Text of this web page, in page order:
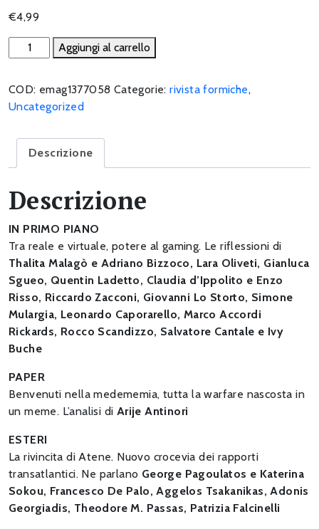
€4,99
Game
(non)
Indagine
sul
videogiochi
Aggiungi al carrello
COD: emag1377058 Categorie:rivista formiche,
Uncategorized
Descrizione
Descrizione
IN PRIMO PIANO
Tra reale e virtuale, potere al gaming. Le riflessioni di
Thalita Malagò e Adriano Bizzoco, Lara Oliveti, Gianluca
Sgueo, Quentin Ladetto, Claudia d’Ippolito e Enzo
Risso, Riccardo Zacconi, Giovanni Lo Storto, Simone
Mulargia, Leonardo Caporarello, Marco Accordi
Rickards, Rocco Scandizzo, Salvatore Cantale e Ivy
Buche
PAPER
Benvenuti nella medememia, tutta la warfare nascosta in
un meme. L’analisi di Arije Antinori
ESTERI
La rivincita di Atene. Nuovo crocevia dei rapporti
transatlantici. Ne parlano George Pagoulatos e Katerina
Sokou, Francesco De Palo, Aggelos Tsakanikas, Adonis
Georgiadis, Theodore M. Passas, Patrizia Falcinelli